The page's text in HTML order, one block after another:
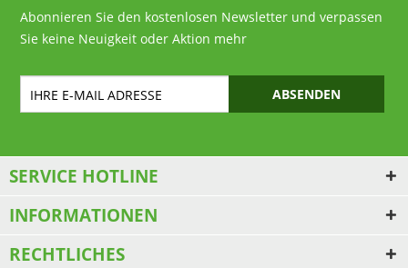
Abonnieren Sie den kostenlosen Newsletter und verpassen
Sie keine Neuigkeit oder Aktion mehr
ABSENDEN
SERVICE HOTLINE
INFORMATIONEN
RECHTLICHES